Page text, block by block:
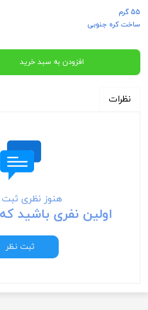
55 گرم
ساخت کره جنوبی
افزودن به سبد خرید
نظرات
هنوز نظری
اولین نفری باشید
ثبت نظر